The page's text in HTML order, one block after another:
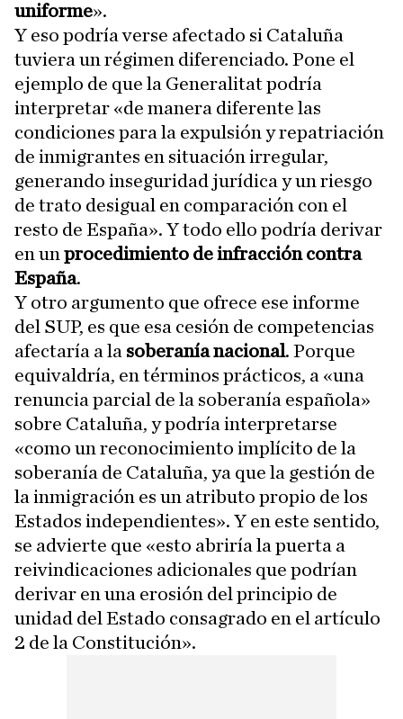
uniforme».
Y eso podría verse afectado si Cataluña
tuviera un régimen diferenciado. Pone el
ejemplo de que la Generalitat podría
interpretar «de manera diferente las
condiciones para la expulsión y repatriación
de inmigrantes en situación irregular,
generando inseguridad jurídica y un riesgo
de trato desigual en comparación con el
resto de España». Y todo ello podría derivar
en un procedimiento de infracción contra
España.
Y otro argumento que ofrece ese informe
del SUP, es que esa cesión de competencias
afectaría a la soberanía nacional. Porque
equivaldría, en términos prácticos, a «una
renuncia parcial de la soberanía española»
sobre Cataluña, y podría interpretarse
«como un reconocimiento implícito de la
soberanía de Cataluña, ya que la gestión de
la inmigración es un atributo propio de los
Estados independientes». Y en este sentido,
se advierte que «esto abriría la puerta a
reivindicaciones adicionales que podrían
derivar en una erosión del principio de
unidad del Estado consagrado en el artículo
2 de la Constitución».